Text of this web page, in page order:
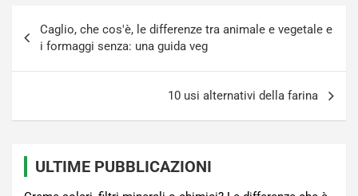
articoli
Caglio, che cos'è, le differenze tra animale e vegetale e
i formaggi senza: una guida veg
10 usi alternativi della farina
ULTIME PUBBLICAZIONI